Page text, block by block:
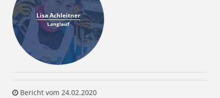
Lisa Achleitner
Langlauf
Bericht vom 24.02.2020